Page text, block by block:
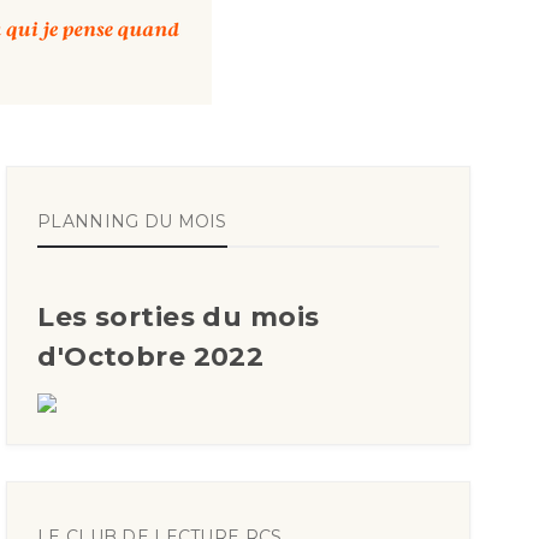
PLANNING DU MOIS
Les sorties du mois
d'Octobre 2022